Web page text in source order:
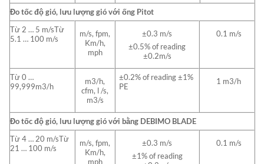
Đo tốc độ gió, lưu lượng gió với ống Pitot
Từ 2 … 5 m/sTừ
5.1 … 100 m/s
m/s, fpm,
Km/h,
mph
±0.3 m/s
±0.5% of reading
±0.2m/s
0.1 m/s
Từ 0 …
99,999m3/h
m3/h,
cfm, l /s,
m3/s
±0.2% of reading ±1%
PE
1 m3/h
Đo tốc độ gió, lưu lượng gió với bằng DEBIMO BLADE
Từ 4 … 20 m/sTừ
21 … 100 m/s
m/s, fpm,
Km/h,
mph
±0.3 m/s
±1% of reading
0.1 m/s